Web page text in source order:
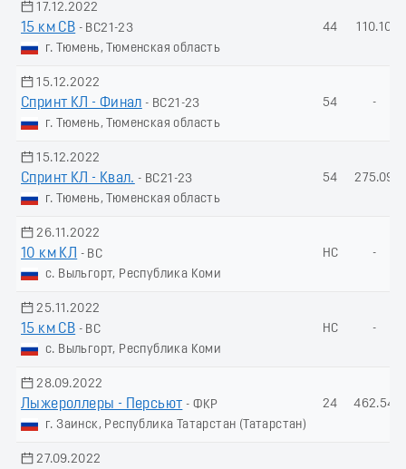
17.12.2022
15 км СВ - ВС21-23
г. Тюмень, Тюменская область
44 110.10
15.12.2022
Спринт КЛ - Финал - ВС21-23
г. Тюмень, Тюменская область
54 -
15.12.2022
Спринт КЛ - Квал. - ВС21-23
г. Тюмень, Тюменская область
54 275.09
26.11.2022
10 км КЛ
- ВС
с. Выльгорт, Республика Коми
НС -
25.11.2022
15 км СВ - ВС
с. Выльгорт, Республика Коми
НС -
28.09.2022
Лыжероллеры - Пеpсьют - ФКР
г. Заинск, Республика Татарстан (Татарстан)
24 462.54
27.09.2022